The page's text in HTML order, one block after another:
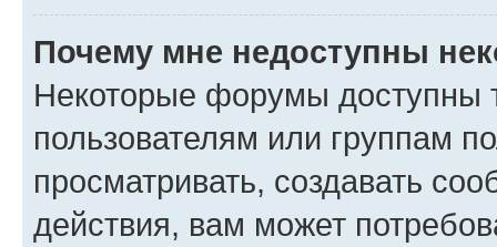
Почему мне недоступны
Некоторые форумы доступны
пользователям или группам
просматривать, создавать
действия, вам может